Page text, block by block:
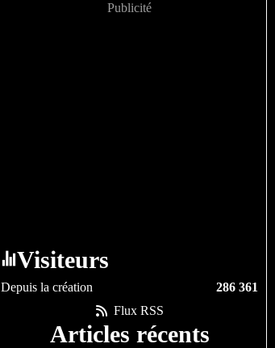
Publicité
Visiteurs
Depuis la création
286 361
Flux RSS
Articles récents